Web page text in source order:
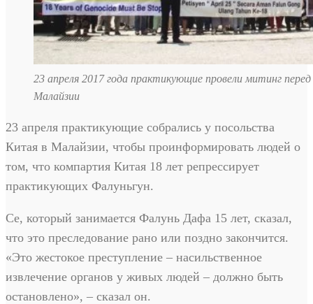
23 апреля 2017 года практикующие провели митинг
Малайзии
23 апреля практикующие собрались у посольства
Китая в Малайзии, чтобы проинформировать людей о
том, что компартия Китая 18 лет репрессирует
практикующих Фалуньгун.
Се, который занимается Фалунь Дафа 15 лет, сказал,
что это преследование рано или поздно закончится.
«Это жестокое преступление – насильственное
извлечение органов у живых людей – должно быть
остановлено», – сказал он.